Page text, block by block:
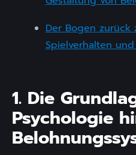
Der Bogen zurück
Spielverhalten
1. Die
Psychologie